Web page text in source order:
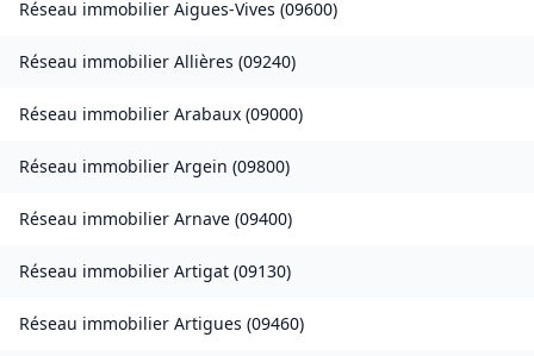
Réseau immobilier Aigues-Vives (09600)
Réseau immobilier Allières (09240)
Réseau immobilier Arabaux (09000)
Réseau immobilier Argein (09800)
Réseau immobilier Arnave (09400)
Réseau immobilier Artigat (09130)
Réseau immobilier Artigues (09460)